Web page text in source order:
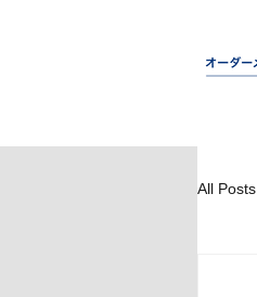
All Posts